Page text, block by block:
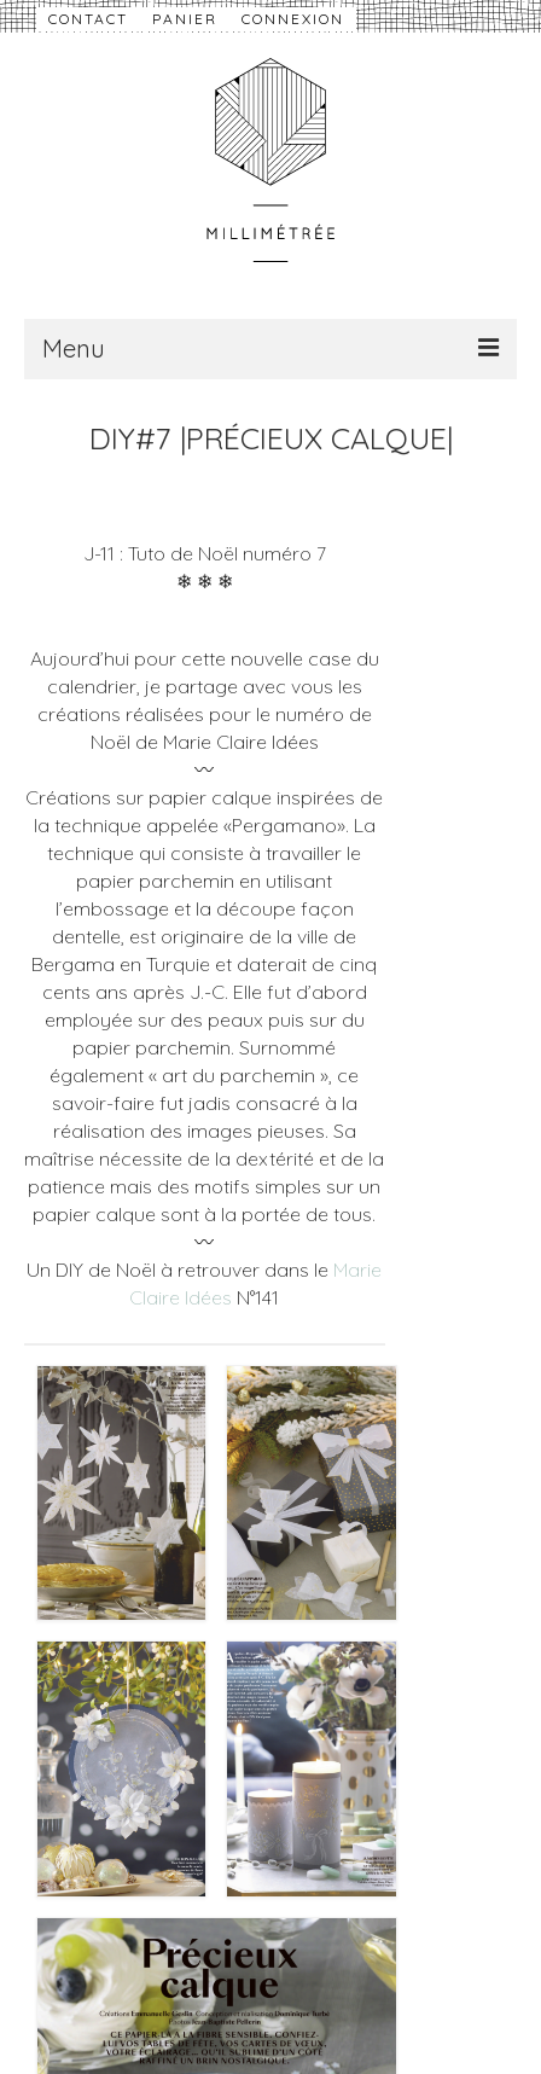
CONTACT PANIER CONNEXION
Menu
Les Ateliers
DIY#7 |PRÉCIEUX CALQUE|
J-11 : Tuto de Noël numéro 7
❄︎ ❄︎ ❄︎
Aujourd’hui pour cette nouvelle case du
calendrier, je partage avec vous les
créations réalisées pour le numéro de
Noël de Marie Claire Idées
〰️
Créations sur papier calque inspirées de
la technique appelée «Pergamano». La
technique qui consiste à travailler le
papier parchemin en utilisant
l’embossage et la découpe façon
dentelle, est originaire de la ville de
Bergama en Turquie et daterait de cinq
cents ans après J.-C. Elle fut d’abord
employée sur des peaux puis sur du
papier parchemin. Surnommé
également « art du parchemin », ce
savoir-faire fut jadis consacré à la
réalisation des images pieuses. Sa
maîtrise nécessite de la dextérité et de la
patience mais des motifs simples sur un
papier calque sont à la portée de tous.
〰️
Un DIY de Noël à retrouver dans le Marie
Claire Idées N°141